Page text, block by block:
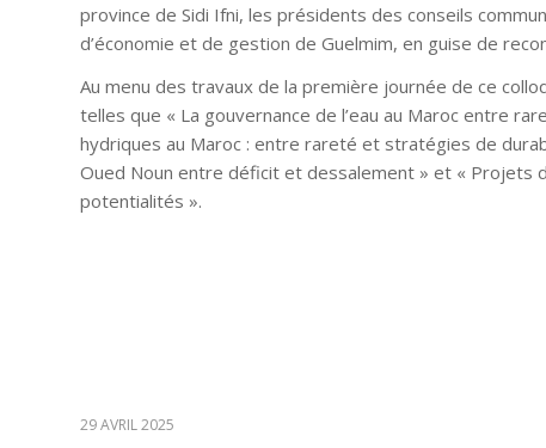
province de Sidi Ifni, les présidents des conseils
d’économie et de gestion de Guelmim, en guise de
Au menu des travaux de la première journée de ce
telles que « La gouvernance de l’eau au Maroc entre
hydriques au Maroc : entre rareté et stratégies de
Oued Noun entre déficit et dessalement » et « Projets
potentialités ».
29 AVRIL 2025